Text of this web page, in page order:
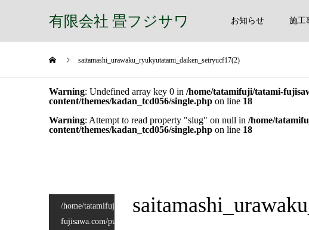
有限会社 畳フジサワ お知らせ 施工
saitamashi_urawaku_ryukyutatami_daiken_seiryucf17(2)
Warning: Undefined array key 0 in /home/tatamifuji/tatami-
content/themes/kadan_tcd056/single.php on line 18
Warning: Attempt to read property "slug" on null in /home/
content/themes/kadan_tcd056/single.php on line 18
/home/tatamifuji/tatami-
fujisawa.com/public_html/wp-